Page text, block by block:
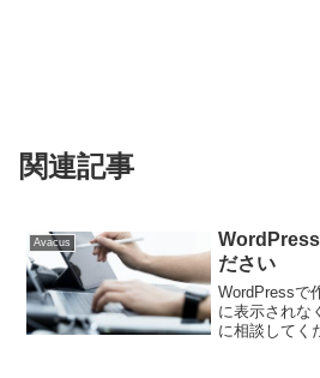
関連記事
Avacus
WordPress
ださい
WordPressで
に表示されな
に相談してく